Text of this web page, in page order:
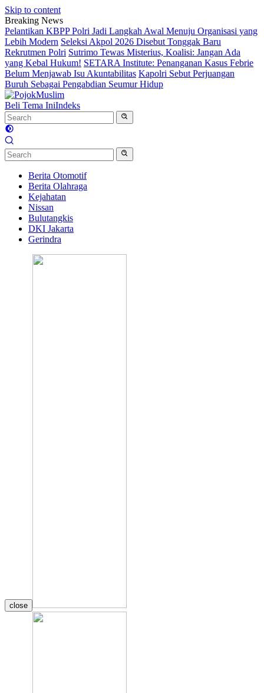
Skip to content
Breaking News
Pelantikan KBPP Polri Jadi Langkah Awal Menuju Organisasi yang
Lebih Modern Seleksi Akpol 2026 Disebut Tonggak Baru
Rekrutmen Polri Sutrimo Tewas Misterius, Koalisi: Jangan Ada
yang Kebal Hukum! SETARA Institute: Penanganan Kasus Febrie
Belum Menjawab Isu Akuntabilitas Kapolri Sebut Perjuangan
Buruh Sebagai Pengabdian Seumur Hidup
Beli Tema IniIndeks
Berita Otomotif
Berita Olahraga
Kejahatan
Nissan
Bulutangkis
DKI Jakarta
Gerindra
close